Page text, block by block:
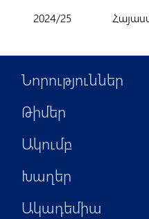
2024/25
Նորություններ
Թիմեր
Ակումբ
Խաղեր
Ակադեմիա